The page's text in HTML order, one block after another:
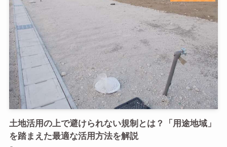
土地活用の上で避けられない規制とは？「用途地域」
を踏まえた最適な活用方法を解説